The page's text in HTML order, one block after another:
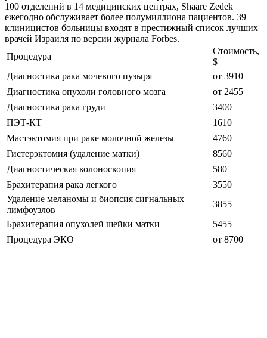
100 отделений в 14 медицинских центрах, Shaare Zedek
ежегодно обслуживает более полумиллиона пациентов. 39
клиницистов больницы входят в престижный список лучших
врачей Израиля по версии журнала Forbes.
Процедура
Стоимость,
$
Диагностика рака мочевого пузыря
от 3910
Диагностика опухоли головного мозга
от 2455
Диагностика рака груди
3400
ПЭТ-КТ
1610
Мастэктомия при раке молочной железы
4760
Гистерэктомия (удаление матки)
8560
Диагностическая колоноскопия
580
Брахитерапия рака легкого
3550
Удаление меланомы и биопсия сигнальных
лимфоузлов
3855
Брахитерапия опухолей шейки матки
5455
Процедура ЭКО
от 8700